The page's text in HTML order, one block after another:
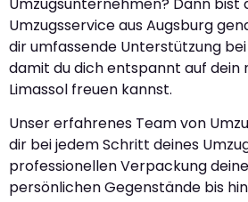
Umzugsservice aus Augsburg
dir umfassende Unterstützung
damit du dich entspannt auf dein
Limassol freuen kannst.
Unser erfahrenes Team von
dir bei jedem Schritt deines
professionellen Verpackung
persönlichen Gegenstände bis